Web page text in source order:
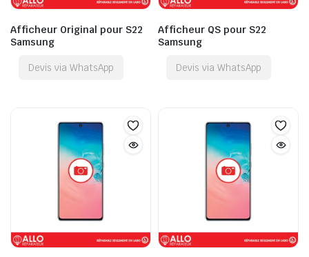
Afficheur Original pour S22
Samsung
Devis via WhatsApp
Afficheur QS pour S22
Samsung
Devis via WhatsApp